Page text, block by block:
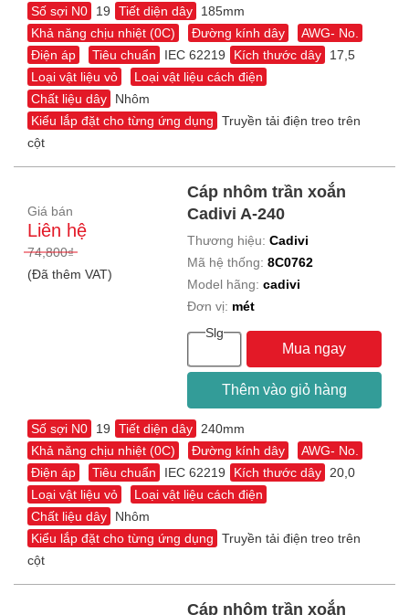
Số sợi N0 19 Tiết diện dây
185mm
Khả năng chịu nhiệt (0C)
Đường kính dây
AWG- No.
Điện áp
Tiêu chuẩn IEC 62219 Kích thước dây
17,5
Loại vật liệu vỏ
Loại vật liệu cách điện
Chất liệu dây
Nhôm
Kiểu lắp đặt cho từng ứng dụng
Truyền tải điện treo trên
cột
Giá bán
Liên hệ
74,800₫
(Đã thêm VAT)
Cáp nhôm trần xoắn
Cadivi A-240
Thương hiệu:Cadivi
Mã hệ thống:8C0762
Model hãng:cadivi
Đơn vị: mét
Slg
Mua ngay
Thêm vào giỏ hàng
Số sợi N0 19 Tiết diện dây 240mm
Khả năng chịu nhiệt (0C)
Đường kính dây
AWG- No.
Điện áp
Tiêu chuẩn IEC 62219 Kích thước dây 20,0
Loại vật liệu vỏ
Loại vật liệu cách điện
Chất liệu dây
Nhôm
Kiểu lắp đặt cho từng ứng dụng
Truyền tải điện treo trên
cột
Cáp nhôm trần xoắn